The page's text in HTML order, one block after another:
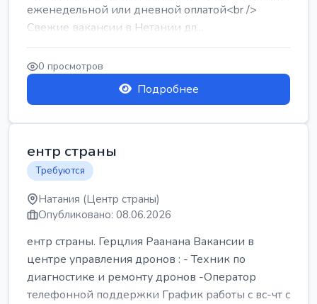
еженедельной или дневной оплатой<br />
Свежие вакансии в Нетании дл...
0 просмотров
Подробнее
ентр страны
Требуются
Натания (Центр страны)
Опубликовано: 08.06.2026
ентр страны. Герцлия Раанана Вакансии в
центре управления дронов : - Техник по
диагностике и ремонту дронов -Оператор
телефонной поддержки График работы с вс-чт с